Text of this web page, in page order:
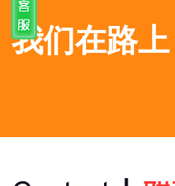
我们在路